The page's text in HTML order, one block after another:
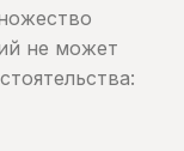
не может